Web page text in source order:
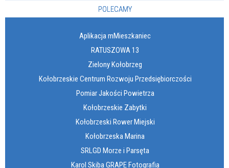
POLECAMY
Aplikacja mMieszkaniec
RATUSZOWA 13
Zielony Kołobrzeg
Kołobrzeskie Centrum Rozwoju Przedsiębiorczości
Pomiar Jakości Powietrza
Kołobrzeskie Zabytki
Kołobrzeski Rower Miejski
Kołobrzeska Marina
SRLGD Morze i Parsęta
Karol Skiba GRAPE Fotografia